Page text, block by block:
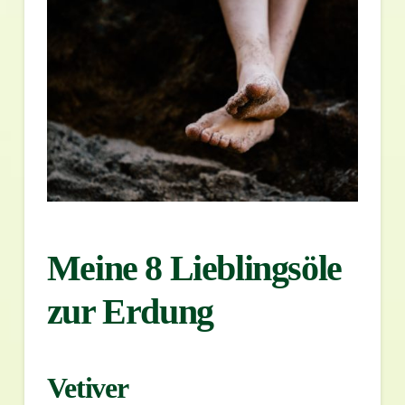
Meine 8 Lieblingsöle
zur Erdung
Vetiver